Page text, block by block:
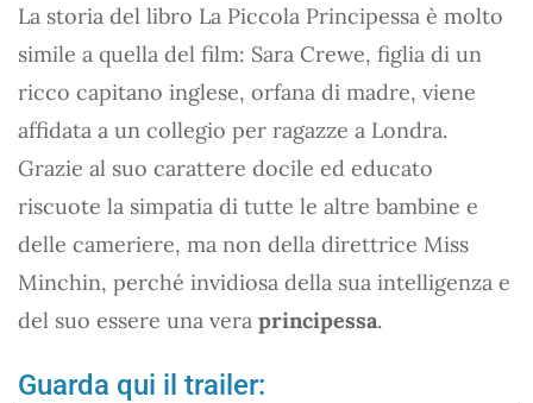
La storia del libro La Piccola Principessa è molto
simile a quella del film: Sara Crewe, figlia di un
ricco capitano inglese, orfana di madre, viene
affidata a un collegio per ragazze a Londra.
Grazie al suo carattere docile ed educato
riscuote la simpatia di tutte le altre bambine e
delle cameriere, ma non della direttrice Miss
Minchin, perché invidiosa della sua intelligenza e
del suo essere una vera principessa.
Guarda qui il trailer: